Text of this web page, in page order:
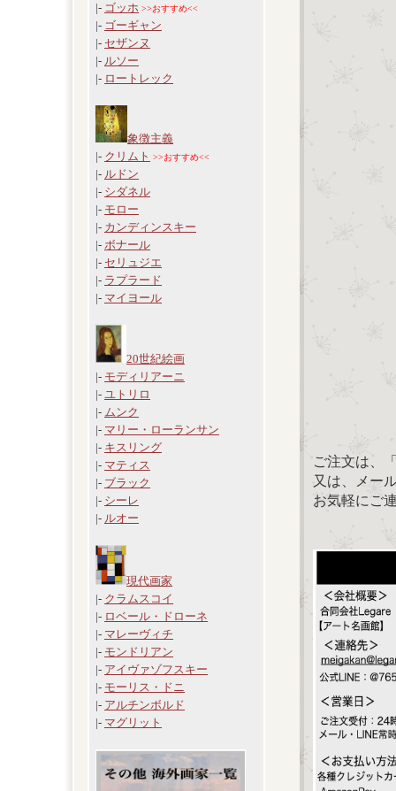
|- ゴッホ >>おすすめ<<
|- ゴーギャン
|- セザンヌ
|- ルソー
|- ロートレック
象徴主義
|- クリムト >>おすすめ<<
|- ルドン
|- シダネル
|- モロー
|- カンディンスキー
|- ボナール
|- セリュジエ
|- ラプラード
|- マイヨール
20世紀絵画
|- モディリアーニ
|- ユトリロ
|- ムンク
|- マリー・ローランサン
|- キスリング
|- マティス
|- ブラック
|- シーレ
|- ルオー
現代画家
|- クラムスコイ
|- ロベール・ドローネ
|- マレーヴィチ
|- モンドリアン
|- アイヴァゾフスキー
|- モーリス・ドニ
|- アルチンボルド
|- マグリット
ご注文は、
又は、メー
お気軽にご